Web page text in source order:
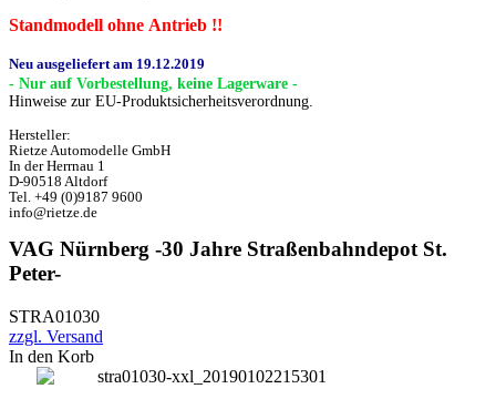
Standmodell ohne Antrieb !!
Neu ausgeliefert am 19.12.2019
- Nur auf Vorbestellung, keine Lagerware -
Hinweise zur EU-Produktsicherheitsverordnung.
Hersteller:
Rietze Automodelle GmbH
In der Herrnau 1
D-90518 Altdorf
Tel. +49 (0)9187 9600
info@rietze.de
VAG Nürnberg -30 Jahre Straßenbahndepot St.
Peter-
STRA01030
zzgl. Versand
In den Korb